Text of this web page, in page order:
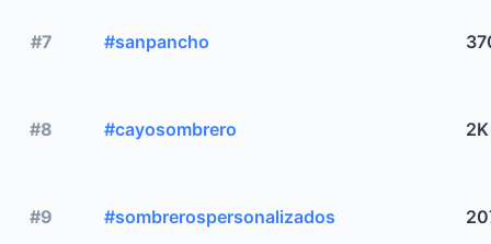
#7 #sanpancho
#8 #cayosombrero 2K
#9 #sombrerospersonalizados